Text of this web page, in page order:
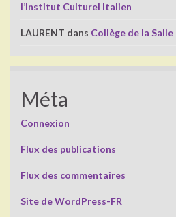
l’Institut Culturel Italien
LAURENT dans Collège de la Salle
Méta
Connexion
Flux des publications
Flux des commentaires
Site de WordPress-FR